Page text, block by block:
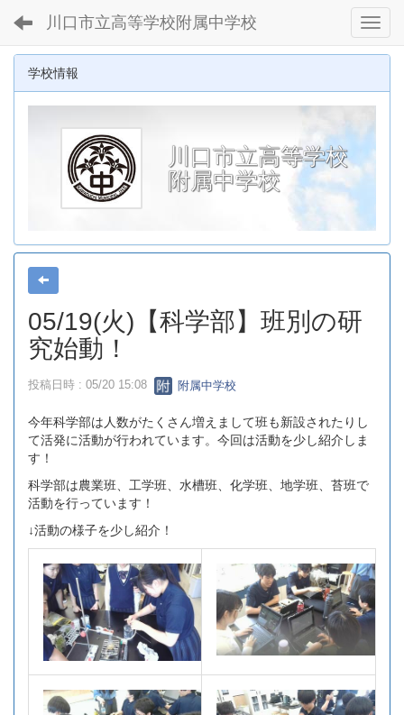
川口市立高等学校附属中学校
学校情報
川口市立高等学校
附属中学校
05/19(火)【科学部】班別の研
究始動！
投稿日時 : 05/20 15:08 附属中学校
今年科学部は人数がたくさん増えまして班も新設されたりし
て活発に活動が行われています。今回は活動を少し紹介しま
す！
科学部は農業班、工学班、水槽班、化学班、地学班、苔班で
活動を行っています！
↓活動の様子を少し紹介！